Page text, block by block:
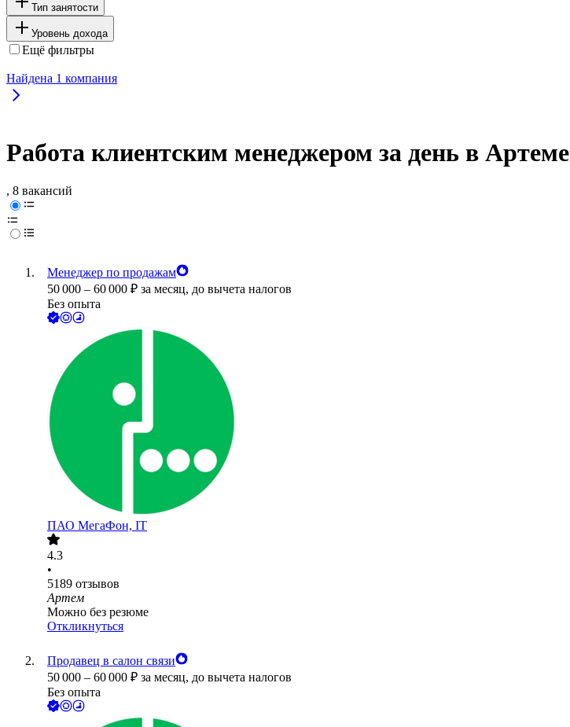
Тип занятости
Уровень дохода
Ещё фильтры
Найдена 1 компания
Работа клиентским менеджером за день в Артеме
, 8 вакансий
Менеджер по продажам
50 000 – 60 000 ₽ за месяц, до вычета налогов
Без опыта
ПАО МегаФон, IT
4.3
•
5189 отзывов
Артем
Можно без резюме
Откликнуться
Продавец в салон связи
50 000 – 60 000 ₽ за месяц, до вычета налогов
Без опыта